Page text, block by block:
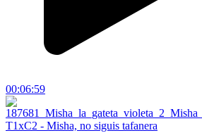
00:06:59
T1xC2 - Misha, no siguis tafanera